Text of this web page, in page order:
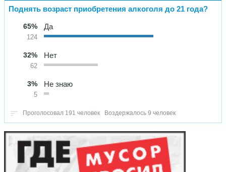
Поднять возраст приобретения алкоголя до 21 года?
65%
124
Да
32%
62
Нет
3%
5
Не знаю
Проголосовал 191 человек Воздержалось 9 человек